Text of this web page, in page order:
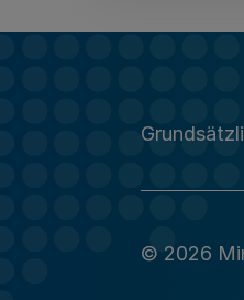
© 2026